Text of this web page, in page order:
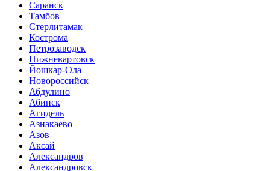
Саранск
Тамбов
Стерлитамак
Кострома
Петрозаводск
Нижневартовск
Йошкар-Ола
Новороссийск
Абдулино
Абинск
Агидель
Азнакаево
Азов
Аксай
Александров
Александровск